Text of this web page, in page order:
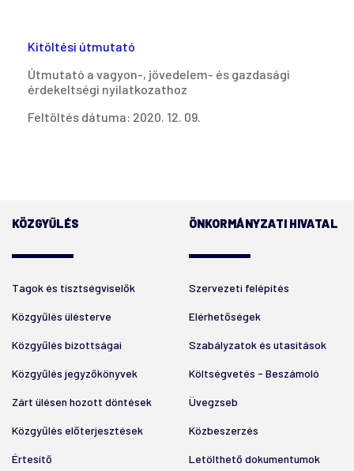
Kitöltési útmutató
Útmutató a vagyon-, jövedelem- és gazdasági
érdekeltségi nyilatkozathoz
Feltöltés dátuma: 2020. 12. 09.
KÖZGYŰLÉS
Tagok és tisztségviselők
Közgyűlés ülésterve
Közgyűlés bizottságai
Közgyűlés jegyzőkönyvek
Zárt ülésen hozott döntések
Közgyűlés előterjesztések
Értesítő
ÖNKORMÁNYZATI HIVATAL
Szervezeti felépítés
Elérhetőségek
Szabályzatok és utasítások
Költségvetés - Beszámoló
Üvegzseb
Közbeszerzés
Letölthető dokumentumok